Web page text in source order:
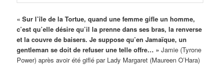
« Sur l’île de la Tortue, quand une femme gifle un homme,
c’est qu’elle désire qu’il la prenne dans ses bras, la renverse
et la couvre de baisers. Je suppose qu’en Jamaïque, un
gentleman se doit de refuser une telle offre… » Jamie (Tyrone
Power) après avoir été giflé par Lady Margaret (Maureen O’Hara)